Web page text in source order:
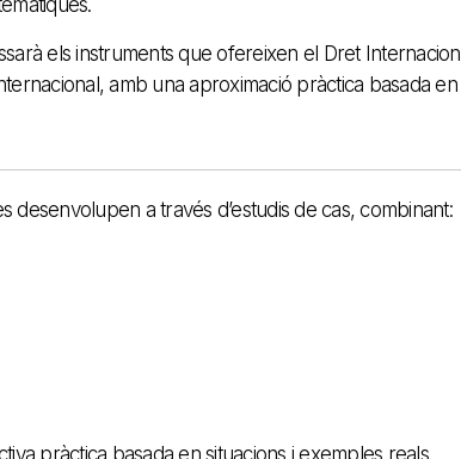
els instruments que ofereixen el Dret
amb una aproximació pràctica basada
desenvolupen a través d’estudis de cas, combinant:
pràctica basada en situacions i exemples reals.